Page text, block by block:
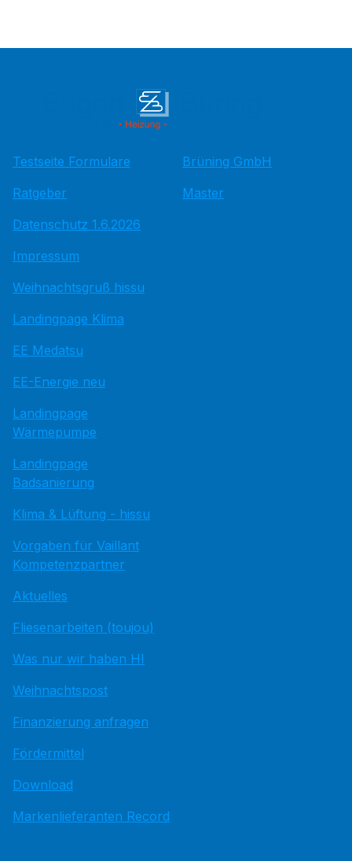
Testseite Formulare
Ratgeber
Datenschutz 1.6.2026
Impressum
Weihnachtsgruß hissu
Landingpage Klima
EE Medatsu
EE-Energie neu
Landingpage
Wärmepumpe
Landingpage
Badsanierung
Klima & Lüftung - hissu
Vorgaben für Vaillant
Kompetenzpartner
Aktuelles
Fliesenarbeiten (toujou)
Was nur wir haben HI
Weihnachtspost
Finanzierung anfragen
Fördermittel
Download
Markenlieferanten Record
Brüning GmbH
Master